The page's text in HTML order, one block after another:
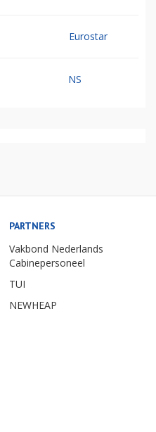
Eurostar
NS
PARTNERS
Vakbond Nederlands
Cabinepersoneel
TUI
NEWHEAP